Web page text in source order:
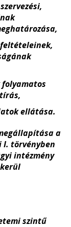
ellátása.
a
I. törvényben
intézmény
szintű